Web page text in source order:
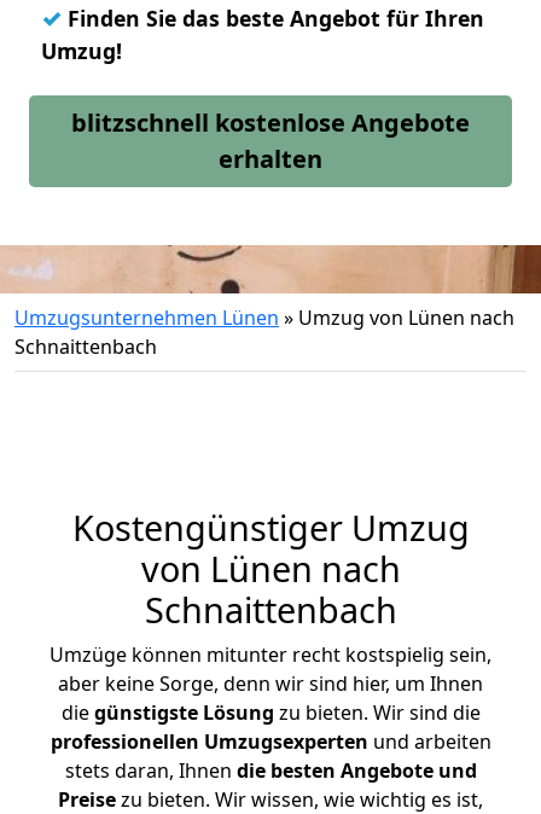
✓ Finden Sie das beste Angebot für Ihren
Umzug!
blitzschnell kostenlose Angebote
erhalten
Umzugsunternehmen Lünen » Umzug von Lünen nach
Schnaittenbach
Kostengünstiger Umzug
von Lünen nach
Schnaittenbach
Umzüge können mitunter recht kostspielig sein,
aber keine Sorge, denn wir sind hier, um Ihnen
diegünstigste Lösung zu bieten. Wir sind die
professionellen Umzugsexperten und arbeiten
stets daran, Ihnen die besten Angebote und
Preisezu bieten. Wir wissen, wie wichtig es ist,